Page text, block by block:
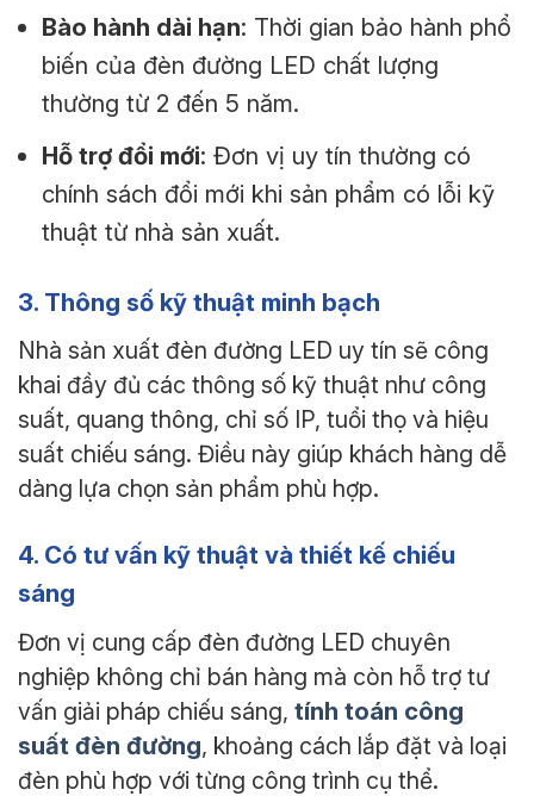
Bào hành dài hạn: Thời gian bảo hành phổ
biến của đèn đường LED chất lượng
thường từ 2 đến 5 năm.
Hỗ trợ đổi mới: Đơn vị uy tín thường có
chính sách đổi mới khi sản phẩm có lỗi kỹ
thuật từ nhà sản xuất.
3. Thông số kỹ thuật minh bạch
Nhà sản xuất đèn đường LED uy tín sẽ công
khai đầy đủ các thông số kỹ thuật như công
suất, quang thông, chỉ số IP, tuổi thọ và hiệu
suất chiếu sáng. Điều này giúp khách hàng dễ
dàng lựa chọn sản phẩm phù hợp.
4. Có tư vấn kỹ thuật và thiết kế chiếu
sáng
Đơn vị cung cấp đèn đường LED chuyên
nghiệp không chỉ bán hàng mà còn hỗ trợ tư
vấn giải pháp chiếu sáng, tính toán công
suất đèn đường, khoảng cách lắp đặt và loại
đèn phù hợp với từng công trình cụ thể.